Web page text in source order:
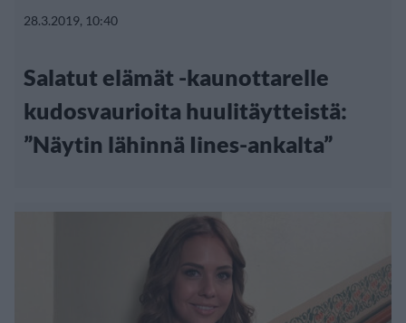
28.3.2019, 10:40
Salatut elämät -kaunottarelle
kudosvaurioita huulitäytteistä:
”Näytin lähinnä Iines-ankalta”